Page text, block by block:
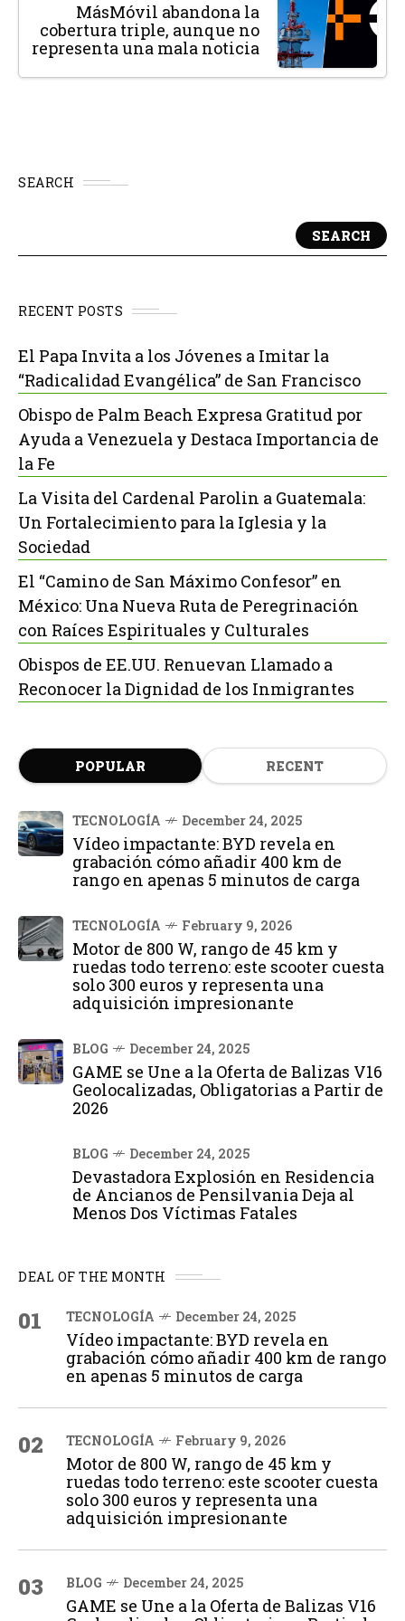
MásMóvil abandona la
cobertura triple, aunque no
representa una mala noticia
SEARCH
SEARCH
RECENT POSTS
El Papa Invita a los Jóvenes a Imitar la
“Radicalidad Evangélica” de San Francisco
Obispo de Palm Beach Expresa Gratitud por
Ayuda a Venezuela y Destaca Importancia de
la Fe
La Visita del Cardenal Parolin a Guatemala:
Un Fortalecimiento para la Iglesia y la
Sociedad
El “Camino de San Máximo Confesor” en
México: Una Nueva Ruta de Peregrinación
con Raíces Espirituales y Culturales
Obispos de EE.UU. Renuevan Llamado a
Reconocer la Dignidad de los Inmigrantes
POPULAR RECENT
TECNOLOGÍA December 24, 2025
Vídeo impactante: BYD revela en
grabación cómo añadir 400 km de
rango en apenas 5 minutos de carga
TECNOLOGÍA February 9, 2026
Motor de 800 W, rango de 45 km y
ruedas todo terreno: este scooter cuesta
solo 300 euros y representa una
adquisición impresionante
BLOG December 24, 2025
GAME se Une a la Oferta de Balizas V16
Geolocalizadas, Obligatorias a Partir de
2026
BLOG December 24, 2025
Devastadora Explosión en Residencia
de Ancianos de Pensilvania Deja al
Menos Dos Víctimas Fatales
DEAL OF THE MONTH
01 TECNOLOGÍA December 24, 2025
Vídeo impactante: BYD revela en
grabación cómo añadir 400 km de rango
en apenas 5 minutos de carga
02 TECNOLOGÍA February 9, 2026
Motor de 800 W, rango de 45 km y
ruedas todo terreno: este scooter cuesta
solo 300 euros y representa una
adquisición impresionante
03 BLOG December 24, 2025
GAME se Une a la Oferta de Balizas V16